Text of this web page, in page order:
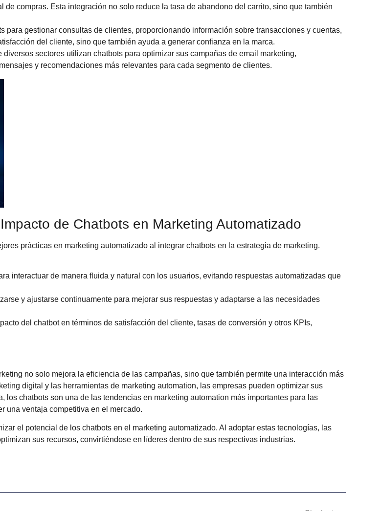
compras. Esta integración no solo reduce la tasa de abandono del carrito, sino que también
para gestionar consultas de clientes, proporcionando información sobre transacciones y cuentas,
del cliente, sino que también ayuda a generar confianza en la marca.
diversos sectores utilizan chatbots para optimizar sus campañas de email marketing,
y recomendaciones más relevantes para cada segmento de clientes.
de Chatbots en Marketing Automatizado
prácticas en marketing automatizado al integrar chatbots en la estrategia de marketing.
interactuar de manera fluida y natural con los usuarios, evitando respuestas automatizadas que
y ajustarse continuamente para mejorar sus respuestas y adaptarse a las necesidades
del chatbot en términos de satisfacción del cliente, tasas de conversión y otros KPIs,
no solo mejora la eficiencia de las campañas, sino que también permite una interacción más
digital y las herramientas de marketing automation, las empresas pueden optimizar sus
los chatbots son una de las tendencias en marketing automation más importantes para las
una ventaja competitiva en el mercado.
el potencial de los chatbots en el marketing automatizado. Al adoptar estas tecnologías, las
sus recursos, convirtiéndose en líderes dentro de sus respectivas industrias.